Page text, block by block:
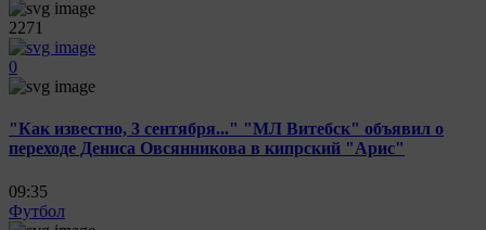
2271
0
"Как известно, 3 сентября..." "МЛ Витебск" объявил о
переходе Дениса Овсянникова в кипрский "Арис"
09:35
Футбол